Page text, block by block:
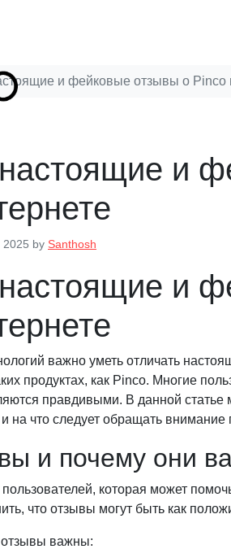
и фейковые отзывы о Pinco
и
2025 by Santhosh
и
важно уметь отличать
продуктах, как Pinco. Многие
правдивыми. В данной
на что следует обращать внимание
и почему они
которая может
что отзывы могут быть как
отзывы важны: